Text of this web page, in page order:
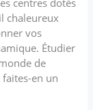
chaleureux
vos
Étudier
de
en un